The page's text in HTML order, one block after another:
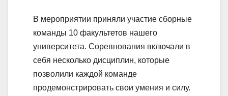
В мероприятии приняли участие сборные
команды 10 факультетов нашего
университета. Соревнования включали в
себя несколько дисциплин, которые
позволили каждой команде
продемонстрировать свои умения и силу.